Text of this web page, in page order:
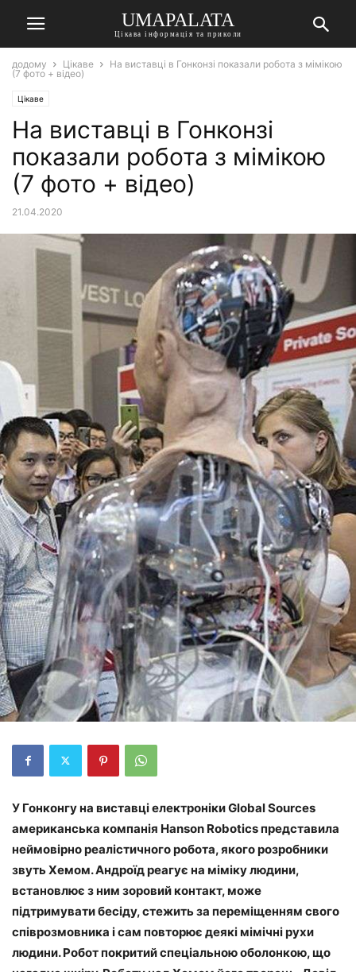
UMAPALATA
Цікава інформація та приколи
додому Цікаве
На виставці в Гонконзі показали робота з мімікою
(7 фото + відео)
Цікаве
На виставці в Гонконзі
показали робота з мімікою
(7 фото + відео)
21.04.2020
У Гонконгу на виставці електроніки Global Sources
американська компанія Hanson Robotics представила
неймовірно реалістичного робота, якого розробники
звуть Хемом. Андроїд реагує на міміку людини,
встановлює з ним зоровий контакт, може
підтримувати бесіду, стежить за переміщенням свого
співрозмовника і сам повторює деякі мімічні рухи
людини. Робот покритий спеціальною оболонкою, що